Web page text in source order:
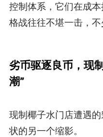
控制体系，它们在成
格战往往不堪一击，不
劣币驱逐良币，现
潮”
现制椰子水门店遭遇
状的另一个缩影。